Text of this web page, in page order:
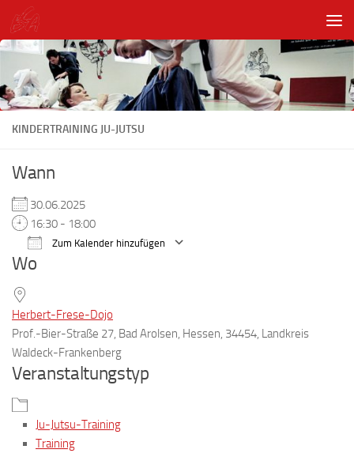
Unter dem Inhalt
KINDERTRAINING JU-JUTSU
Wann
30.06.2025
16:30 - 18:00
Zum Kalender hinzufügen
Wo
Herbert-Frese-Dojo
Prof.-Bier-Straße 27, Bad Arolsen, Hessen, 34454, Landkreis
Waldeck-Frankenberg
Veranstaltungstyp
Ju-Jutsu-Training
Training